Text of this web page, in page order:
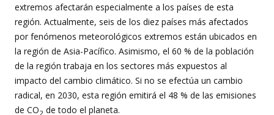
extremos afectarán especialmente a los países de esta
región. Actualmente, seis de los diez países más afectados
por fenómenos meteorológicos extremos están ubicados en
la región de Asia-Pacífico. Asimismo, el 60 % de la población
de la región trabaja en los sectores más expuestos al
impacto del cambio climático. Si no se efectúa un cambio
radical, en 2030, esta región emitirá el 48 % de las emisiones
de CO2 de todo el planeta.